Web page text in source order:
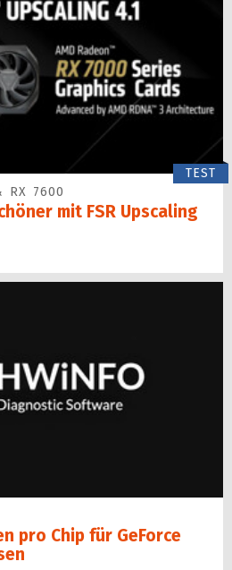
TEST
RX 7600
mit FSR Upscaling
pro Chip für GeForce